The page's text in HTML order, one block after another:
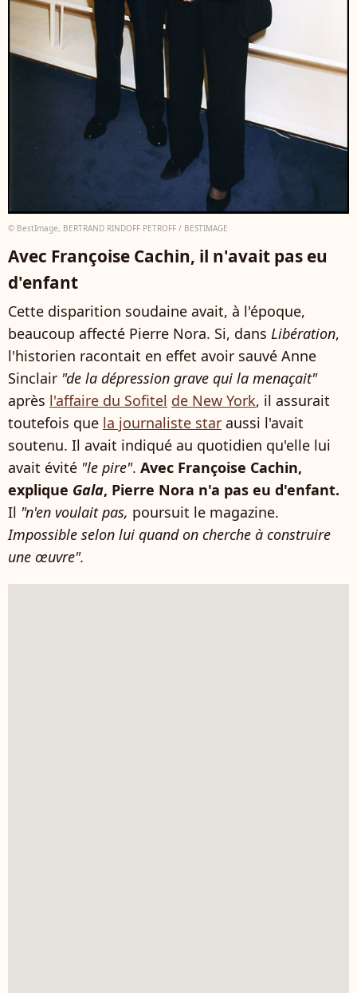
© BestImage, BERTRAND RINDOFF PETROFF / BESTIMAGE
Avec Françoise Cachin, il n'avait pas eu
d'enfant
Cette disparition soudaine avait, à l'époque,
beaucoup affecté Pierre Nora. Si, dans Libération,
l'historien racontait en effet avoir sauvé Anne
Sinclair "de la dépression grave qui la menaçait"
après l'affaire du Sofitel de New York, il assurait
toutefois que la journaliste star aussi l'avait
soutenu. Il avait indiqué au quotidien qu'elle lui
avait évité "le pire". Avec Françoise Cachin,
explique Gala, Pierre Nora n'a pas eu d'enfant.
Il "n'en voulait pas, poursuit le magazine.
Impossible selon lui quand on cherche à construire
une œuvre".